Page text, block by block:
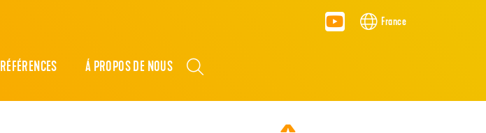
France
RÉFÉRENCES Á PROPOS DE NOUS